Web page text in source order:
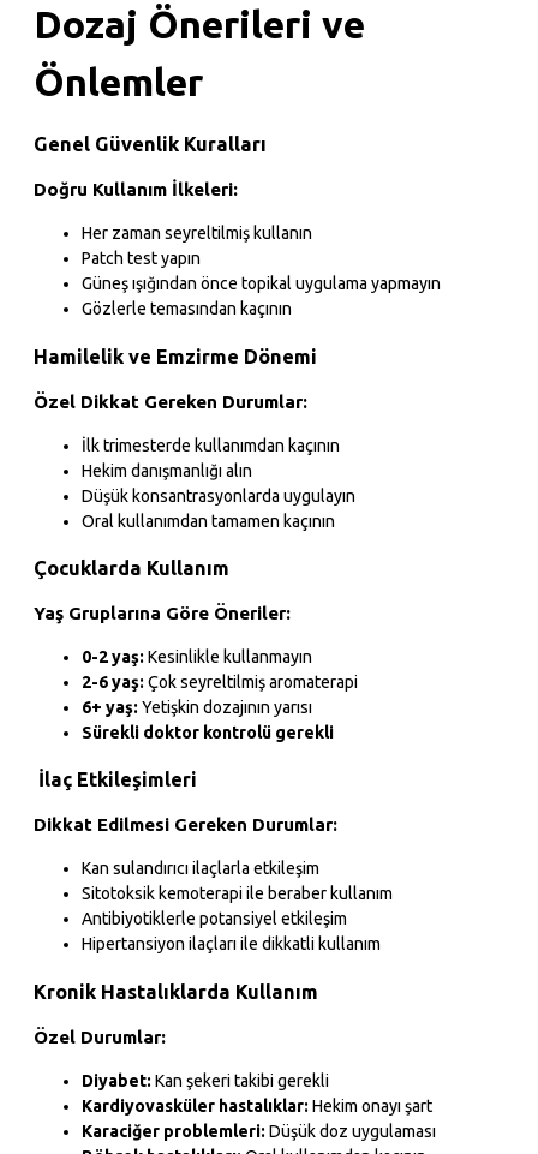
Dozaj Önerileri ve
Önlemler
Genel Güvenlik Kuralları
Doğru Kullanım İlkeleri:
Her zaman seyreltilmiş kullanın
Patch test yapın
Güneş ışığından önce topikal uygulama yapmayın
Gözlerle temasından kaçının
Hamilelik ve Emzirme Dönemi
Özel Dikkat Gereken Durumlar:
İlk trimesterde kullanımdan kaçının
Hekim danışmanlığı alın
Düşük konsantrasyonlarda uygulayın
Oral kullanımdan tamamen kaçının
Çocuklarda Kullanım
Yaş Gruplarına Göre Öneriler:
0-2 yaş: Kesinlikle kullanmayın
2-6 yaş: Çok seyreltilmiş aromaterapi
6+ yaş: Yetişkin dozajının yarısı
Sürekli doktor kontrolü gerekli
İlaç Etkileşimleri
Dikkat Edilmesi Gereken Durumlar:
Kan sulandırıcı ilaçlarla etkileşim
Sitotoksik kemoterapi ile beraber kullanım
Antibiyotiklerle potansiyel etkileşim
Hipertansiyon ilaçları ile dikkatli kullanım
Kronik Hastalıklarda Kullanım
Özel Durumlar:
Diyabet: Kan şekeri takibi gerekli
Kardiyovasküler hastalıklar: Hekim onayı şart
Karaciğer problemleri: Düşük doz uygulaması